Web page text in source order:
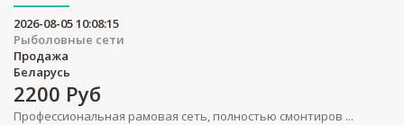
2026-08-05 10:08:15
Рыболовные сети
Продажа
Беларусь
2200 Руб
Профессиональная рамовая сеть, полностью смонтиров ...